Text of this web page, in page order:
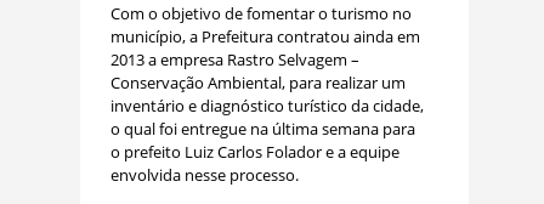
Com o objetivo de fomentar o turismo no
município, a Prefeitura contratou ainda em
2013 a empresa Rastro Selvagem –
Conservação Ambiental, para realizar um
inventário e diagnóstico turístico da cidade,
o qual foi entregue na última semana para
o prefeito Luiz Carlos Folador e a equipe
envolvida nesse processo.